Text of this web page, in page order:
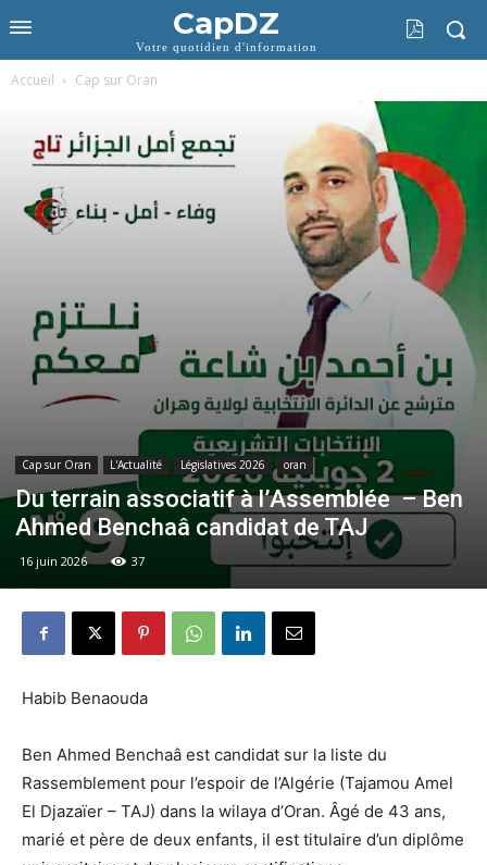
CapDZ
Votre quotidien d'information
Accueil Cap sur Oran
Cap sur Oran L'Actualité Législatives 2026 oran
Du terrain associatif à l’Assemblée – Ben
Ahmed Benchaâ candidat de TAJ
16 juin 2026 37
Habib Benaouda
Ben Ahmed Benchaâ est candidat sur la liste du
Rassemblement pour l’espoir de l’Algérie (Tajamou Amel
El Djazaïer – TAJ) dans la wilaya d’Oran. Âgé de 43 ans,
marié et père de deux enfants, il est titulaire d’un diplôme